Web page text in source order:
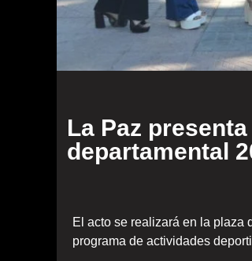
La Paz
departamental
El acto se realizará en la plaza
programa de actividades